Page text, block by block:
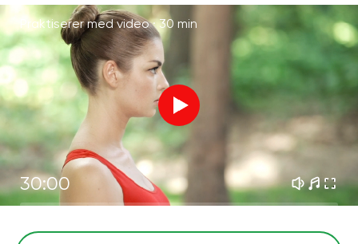
Praktiserer med video ·30 min
30:00